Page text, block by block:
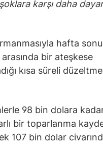
karşı daha
hafta sonu
bir ateşkese
kısa süreli
98 bin dolara
bir toparlanma
107 bin dolar